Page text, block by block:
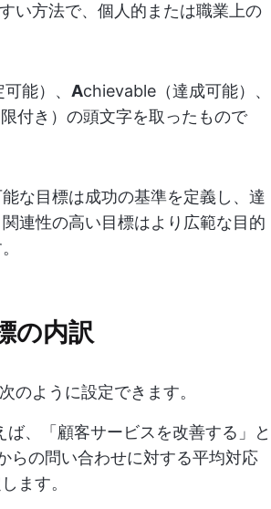
い方法で、個人的または職業上の
能）、 Achievable（達成可能）、
付き）の頭文字を取ったもので
な目標は成功の基準を定義し、達
連性の高い目標はより広範な目的
の内訳
のように設定できます。
、「顧客サービスを改善する」と
らの問い合わせに対する平均対応
ます。